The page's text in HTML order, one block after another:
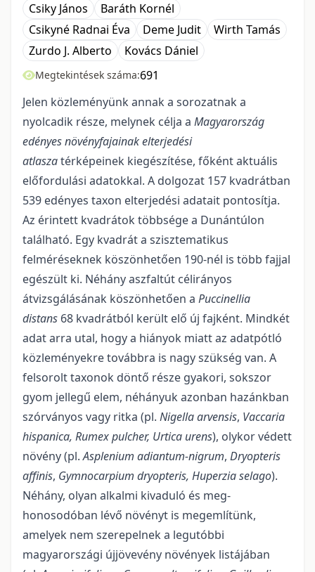
Csiky János
Baráth Kornél
Csikyné Radnai Éva
Deme Judit
Wirth Tamás
Zurdo J. Alberto
Kovács Dániel
Megtekintések száma:691
Jelen közleményünk annak a sorozatnak a
nyolcadik része, melynek célja a Magyaror­szág
edényes növényfajainak elterjedési
atlaszatérképeinek kiegészítése, főként aktuális
előfordulási adatokkal. A dolgozat 157 kvadrátban
539 edényes taxon elterjedési adatait pontosítja.
Az érintett kvadrátok többsége a Dunántúlon
található. Egy kvadrát a szisztematikus
felméréseknek köszönhetően 190-nél is több fajjal
egészült ki. Néhány aszfaltút célirányos
átvizsgálásának köszönhetően a Puccinellia
distans 68 kvadrátból került elő új fajként. Mindkét
adat arra utal, hogy a hiányok miatt az adatpótló
közleményekre továbbra is nagy szükség van. A
felsorolt taxonok döntő része gyakori, sok­szor
gyom jellegű elem, néhányuk azonban hazánkban
szórványos vagy ritka (pl. Nigella arvensis, Vaccaria
hispanica, Rumex pulcher, Urtica urens), olykor védett
növény (pl.Asplenium adiantum-nigrum, Dryopteris
affinis, Gymnocarpium dryopteris, Huperzia selago).
Néhány, olyan alkalmi kivaduló és meg­
honosodóban lévő növényt is megemlítünk,
amelyek nem szerepelnek a legutóbbi
magyarországi új­jövevény növények listájában